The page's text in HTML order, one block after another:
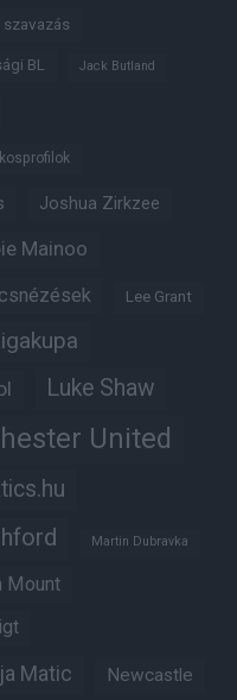
BL Jack Butland
Joshua Zirkzee
Mainoo
Lee Grant
Luke Shaw
United
Martin Dubravka
Mount
Matic Newcastle